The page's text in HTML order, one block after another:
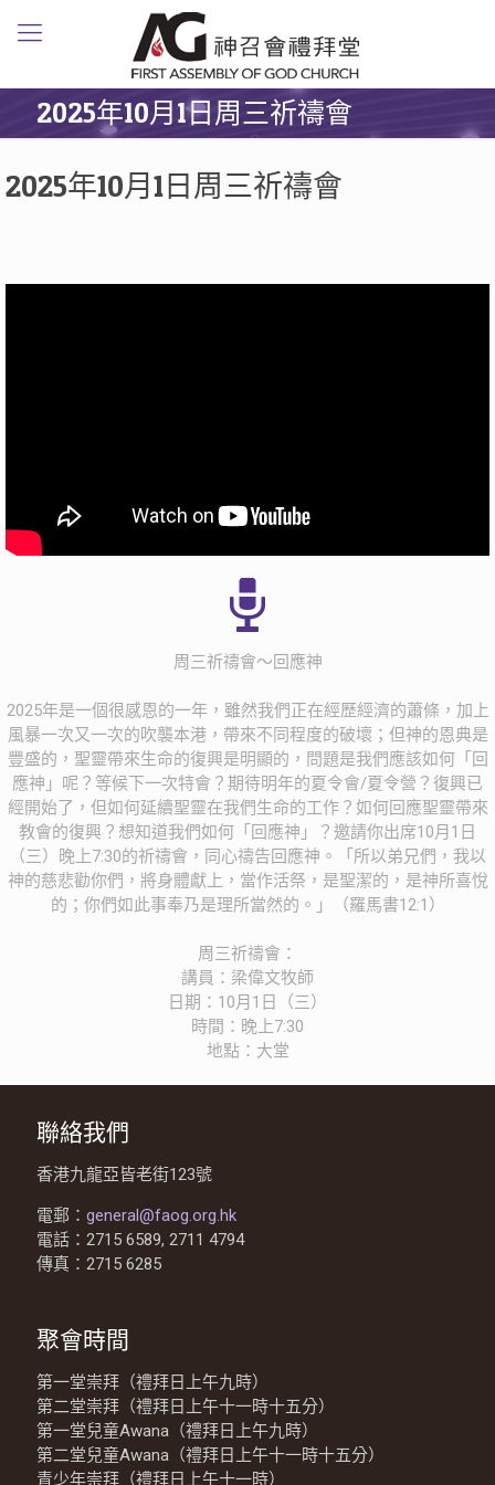
2025年10月1日周三祈禱會
2025年10月1日周三祈禱會
周三祈禱會～回應神
2025年是一個很感恩的一年，雖然我們正在經歷經濟的蕭條，加上
風暴一次又一次的吹襲本港，帶來不同程度的破壞；但神的恩典是
豐盛的，聖靈帶來生命的復興是明顯的，問題是我們應該如何「回
應神」呢？等候下一次特會？期待明年的夏令會/夏令營？復興已
經開始了，但如何延續聖靈在我們生命的工作？如何回應聖靈帶來
教會的復興？想知道我們如何「回應神」？邀請你出席10月1日
（三）晚上7:30的祈禱會，同心禱告回應神。「所以弟兄們，我以
神的慈悲勸你們，將身體獻上，當作活祭，是聖潔的，是神所喜悅
的；你們如此事奉乃是理所當然的。」（羅馬書12:1）
周三祈禱會：
講員：梁偉文牧師
日期：10月1日（三）
時間：晚上7:30
地點：大堂
聯絡我們
香港九龍亞皆老街123號
電郵： general@faog.org.hk
電話：2715 6589, 2711 4794
傳真：2715 6285
聚會時間
第一堂崇拜（禮拜日上午九時）
第二堂崇拜（禮拜日上午十一時十五分）
第一堂兒童Awana（禮拜日上午九時）
第二堂兒童Awana（禮拜日上午十一時十五分）
青少年崇拜（禮拜日上午十一時）